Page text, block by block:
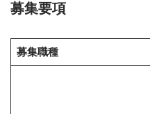
募集要項
募集職種